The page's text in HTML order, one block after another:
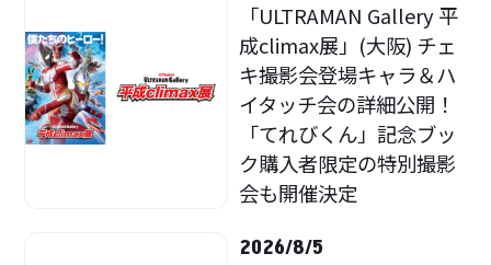
「ULTRAMAN Gallery 平
成climax展」(大阪) チェ
キ撮影会登場キャラ＆ハ
イタッチ会の詳細公開！
「てれびくん」記念ブッ
ク購入者限定の特別撮影
会も開催決定
2026/8/5